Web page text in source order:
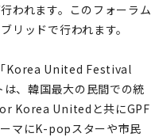
われます。このフォーラム
リッドで行われます。
Korea United Festival
、韓国最大の民間での統
Korea Unitedと共にGPF
マにK-popスターや市民